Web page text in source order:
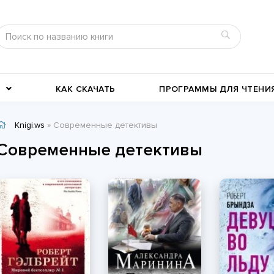
Военное дело
Современные любовные
романы
Исторические любовные
романы
История Классика жанра
КАК СКАЧАТЬ ПРОГРАММЫ ДЛЯ
Knigi.ws » Современные детективы
детективы